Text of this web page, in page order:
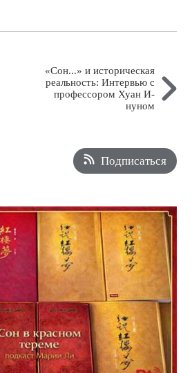
«Сон...» и историческая
реальность: Интервью с
профессором Хуан И-
нуном
Подписаться